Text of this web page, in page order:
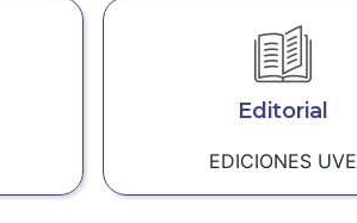
Editorial
EDICIONES UVE